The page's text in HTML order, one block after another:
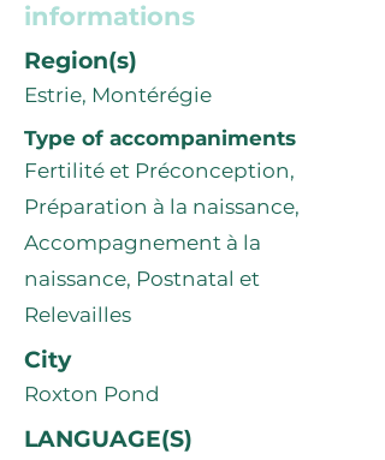
informations
Region(s)
Estrie, Montérégie
Type of accompaniments
Fertilité et Préconception,
Préparation à la naissance,
Accompagnement à la
naissance, Postnatal et
Relevailles
City
Roxton Pond
LANGUAGE(S)